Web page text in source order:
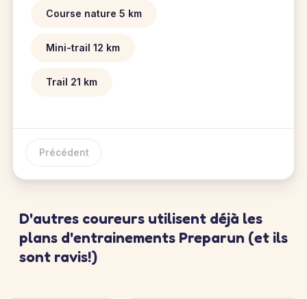
Course nature 5 km
Mini-trail 12 km
Trail 21 km
Précédent
D'autres coureurs utilisent déjà les
plans d'entrainements Preparun (et ils
sont ravis!)